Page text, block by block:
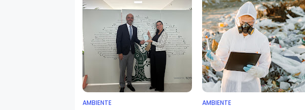
AMBIENTE AMBIENTE